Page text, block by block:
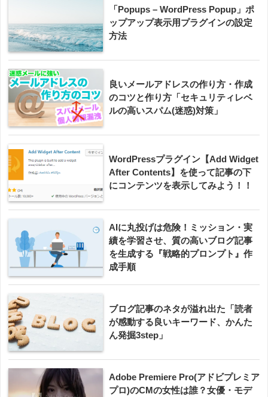
「Popups – WordPress Popup」ポ
ップアップ表示用プラグインの設定
方法
良いメールアドレスの作り方・作成
のコツと作り方「セキュリティレベ
ルの高いスパム(迷惑)対策」
WordPressプラグイン【Add Widget
After Contents】を使って記事の下
にコンテンツを表示してみよう！！
AIに丸投げは危険！ミッション・実
績を学習させ、質の高いブログ記事
を生成する『戦略的プロンプト』作
成手順
ブログ記事のネタが溢れ出た「読者
が感動する良いキーワード、かんた
ん発掘3step」
Adobe Premiere Pro(アドビプレミア
プロ)のCMの女性は誰？女優・モデ